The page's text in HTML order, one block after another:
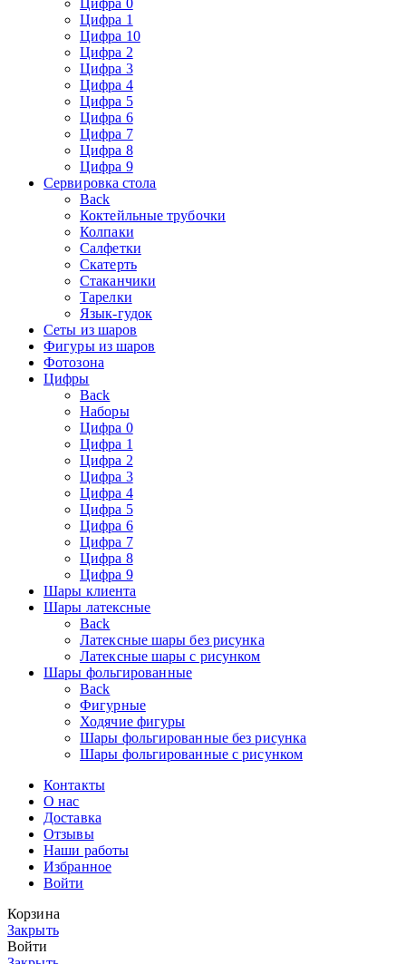
Цифра 1
Цифра 10
Цифра 2
Цифра 3
Цифра 4
Цифра 5
Цифра 6
Цифра 7
Цифра 8
Цифра 9
Сервировка стола
Back
Коктейльные трубочки
Колпаки
Салфетки
Скатерть
Стаканчики
Тарелки
Язык-гудок
Сеты из шаров
Фигуры из шаров
Фотозона
Цифры
Back
Наборы
Цифра 0
Цифра 1
Цифра 2
Цифра 3
Цифра 4
Цифра 5
Цифра 6
Цифра 7
Цифра 8
Цифра 9
Шары клиента
Шары латексные
Back
Латексные шары без рисунка
Латексные шары с рисунком
Шары фольгированные
Back
Фигурные
Ходячие фигуры
Шары фольгированные без рисунка
Шары фольгированные с рисунком
Контакты
О нас
Доставка
Отзывы
Наши работы
Избранное
Войти
Корзина
Закрыть
Войти